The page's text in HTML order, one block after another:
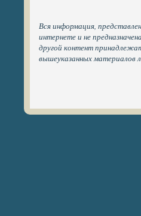
Вся информация,
интернете и не
другой контент
вышеуказанных материалов